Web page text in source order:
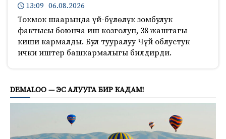
13:09 06.08.2026
Токмок шаарында үй-бүлөлүк зомбулук
фактысы боюнча иш козголуп, 38 жаштагы
киши кармалды. Бул тууралуу Чүй облустук
ички иштер башкармалыгы билдирди.
DEMALOO — ЭС АЛУУГА БИР КАДАМ!